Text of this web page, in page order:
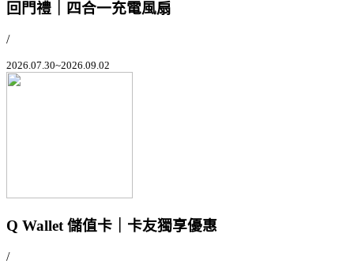
回門禮｜四合一充電風扇
/
2026.07.30~2026.09.02
Q Wallet 儲值卡｜卡友獨享優惠
/